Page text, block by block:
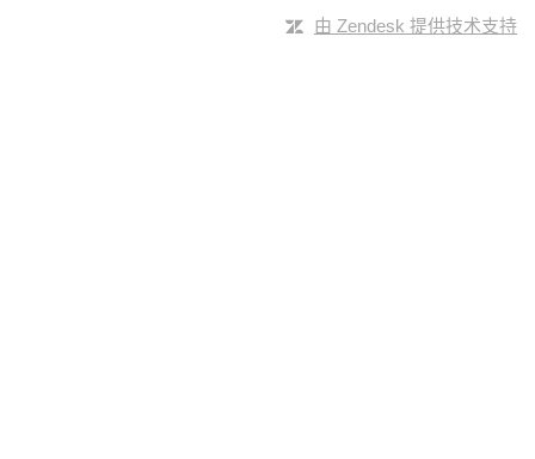
由 Zendesk 提供技术支持